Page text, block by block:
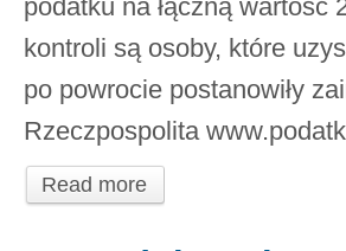
podatku na łączną wartość
kontroli są osoby, które
po powrocie postanowiły
Rzeczpospolita
Read more